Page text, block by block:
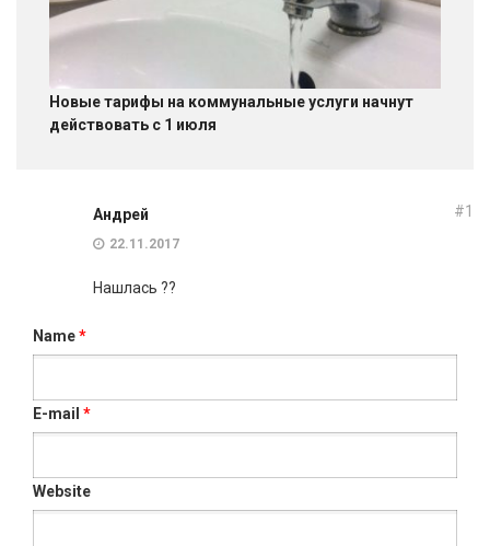
Новые тарифы на коммунальные услуги начнут
действовать с 1 июля
Андрей #1
22.11.2017
Нашлась ??
Name*
E-mail *
Website